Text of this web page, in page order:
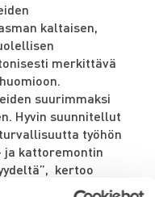
kaltaisen,
merkittävä
suurimmaksi
Hyvin suunnitellut
työhön
ja kattoremontin
kertoo
OY Antti J